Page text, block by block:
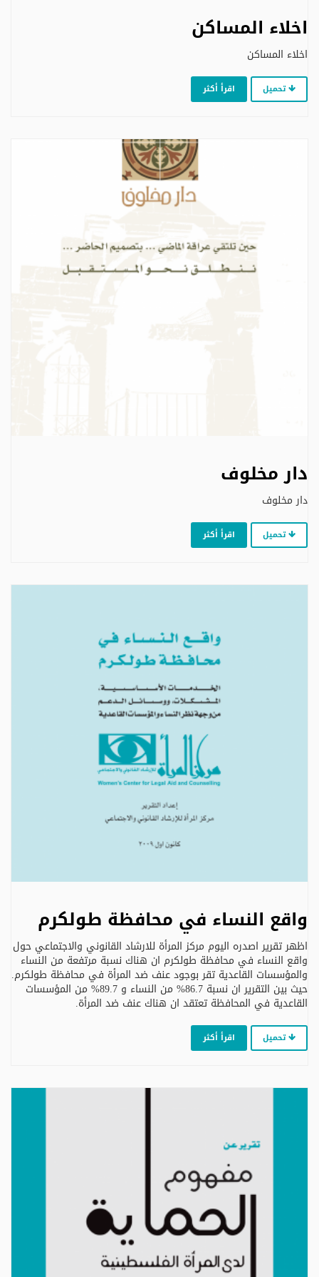
اخلاء المساكن
اخلاء المساكن
تحميل اقرأ أكثر
دار مخلوف
دار مخلوف
تحميل اقرأ أكثر
واقع النساء في محافظة طولكرم
اظهر تقرير اصدره اليوم مركز المرأة للارشاد القانوني والاجتماعي حول
واقع النساء في محافظة طولكرم ان هناك نسبة مرتفعة من النساء
والمؤسسات القاعدية تقر بوجود عنف ضد المرأة في محافظة طولكرم.
حيث بين التقرير ان نسبة 86.7% من النساء و 89.7% من المؤسسات
القاعدية في المحافظة تعتقد ان هناك عنف ضد المرأة.
تحميل اقرأ أكثر